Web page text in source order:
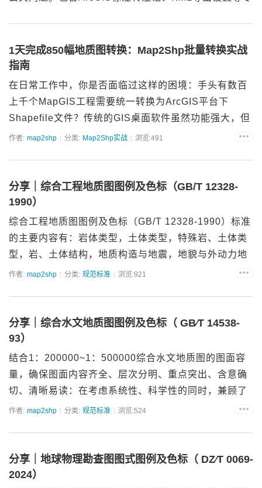
1天完成850幅地质图转换：Map2Shp批量转换实战
指南
在日常工作中，你是否面临过这样的困境：手头有数百
上千个MapGIS工程需要统一转换为ArcGIS平台下
Shapefile文件？传统的GIS桌面软件虽然功能强大，但
在处理大量重复性任务时，点击鼠标和等待加载的过程
作者: map2shp 分类: Map2Shp实战 浏览:491
分享｜综合工程地质图图例及色标（GB/T 12328-
1990）
综合工程地质图图例及色标（GB/T 12328-1990）标准
的主要内容有：岩体类型，土体类型，特殊岩、土体类
型，岩、土体结构，地质构造与地震，地貌与外动力地
质现象，水文地质，主要工程建筑及环境工程地质问
作者: map2shp 分类: 规范标准 浏览:921
分享｜综合水文地质图图例及色标（ GB∕T 14538-
93）
结合1：200000~1：500000综合水文地质图的图面容
量，确保图面内容齐全、层次分明、重点突出、含意确
切、清晰易读：在考虑系统性、科学性的同时，兼顾了
实用性和通用性；制定本标准时，考虑了国内地质、水
作者: map2shp 分类: 规范标准 浏览:524
分享｜地球物理勘查图图式图例及色标（ DZ∕T 0069-
2024）